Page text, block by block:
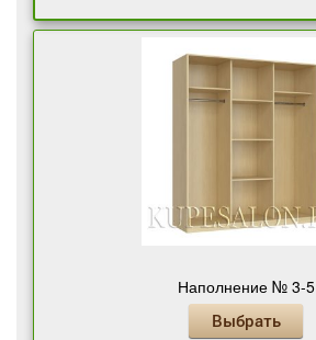
Наполнение № 3-5
Выбрать